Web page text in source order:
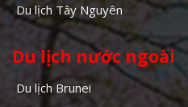
Du lịch Tây Nguyên
Du lịch nước ngoài
Du lịch Brunei